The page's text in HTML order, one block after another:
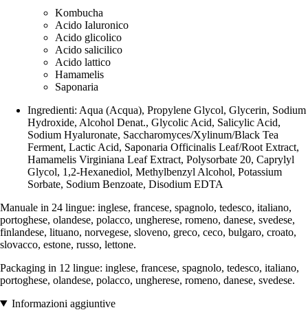
Kombucha
Acido Ialuronico
Acido glicolico
Acido salicilico
Acido lattico
Hamamelis
Saponaria
Ingredienti: Aqua (Acqua), Propylene Glycol, Glycerin, Sodium
Hydroxide, Alcohol Denat., Glycolic Acid, Salicylic Acid,
Sodium Hyaluronate, Saccharomyces/Xylinum/Black Tea
Ferment, Lactic Acid, Saponaria Officinalis Leaf/Root Extract,
Hamamelis Virginiana Leaf Extract, Polysorbate 20, Caprylyl
Glycol, 1,2-Hexanediol, Methylbenzyl Alcohol, Potassium
Sorbate, Sodium Benzoate, Disodium EDTA
Manuale in 24 lingue: inglese, francese, spagnolo, tedesco, italiano,
portoghese, olandese, polacco, ungherese, romeno, danese, svedese,
finlandese, lituano, norvegese, sloveno, greco, ceco, bulgaro, croato,
slovacco, estone, russo, lettone.
Packaging in 12 lingue: inglese, francese, spagnolo, tedesco, italiano,
portoghese, olandese, polacco, ungherese, romeno, danese, svedese.
Informazioni aggiuntive